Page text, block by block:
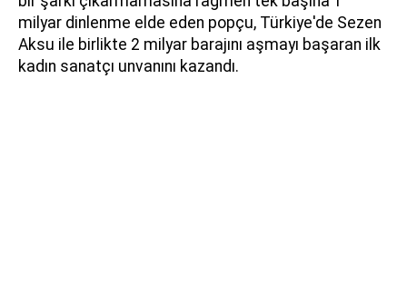
milyar dinlenme elde eden popçu, Türkiye'de Sezen
Aksu ile birlikte 2 milyar barajını aşmayı başaran ilk
kadın sanatçı unvanını kazandı.